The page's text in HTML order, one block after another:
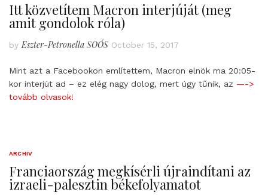
Itt közvetítem Macron interjúját (meg
amit gondolok róla)
by Eszter-Petronella SOÓS October 15, 2017
Mint azt a Facebookon említettem, Macron elnök ma 20:05-
kor interjút ad – ez elég nagy dolog, mert úgy tűnik, az —->
tovább olvasok!
ARCHIV
Franciaország megkísérli újraindítani az
izraeli-palesztin békefolyamatot